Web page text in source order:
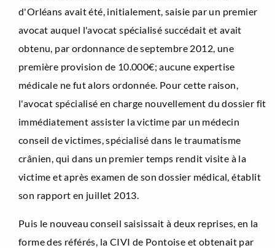
d'Orléans avait été, initialement, saisie par un premier
avocat auquel l'avocat spécialisé succédait et avait
obtenu, par ordonnance de septembre 2012, une
première provision de 10.000€; aucune expertise
médicale ne fut alors ordonnée. Pour cette raison,
l'avocat spécialisé en charge nouvellement du dossier fit
immédiatement assister la victime par un médecin
conseil de victimes, spécialisé dans le traumatisme
crânien, qui dans un premier temps rendit visite à la
victime et après examen de son dossier médical, établit
son rapport en juillet 2013.
Puis le nouveau conseil saisissait à deux reprises, en la
forme des référés, la CIVI de Pontoise et obtenait par